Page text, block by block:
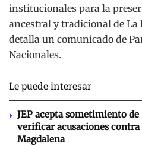
institucionales para la
ancestral y tradicional de La
detalla un comunicado de
Nacionales.
Le puede interesar
JEP acepta sometimiento
verificar acusaciones
Magdalena